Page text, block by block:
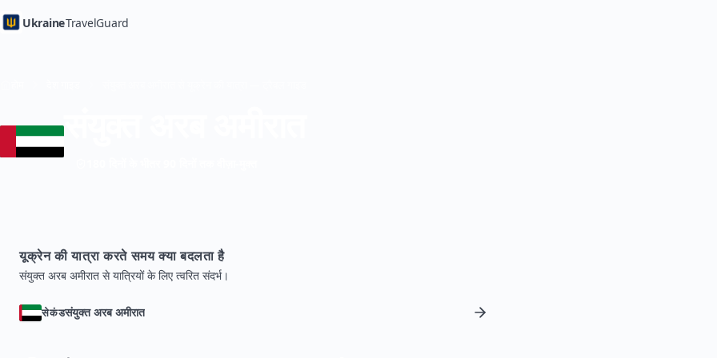
UkraineTravelGuard
यूक्रेन की यात्रा करते समय क्या बदलता है
संयुक्त अरब अमीरात से यात्रियों के लिए त्वरित संदर्भ।
सेकंडसंयुक्त अरब अमीरात